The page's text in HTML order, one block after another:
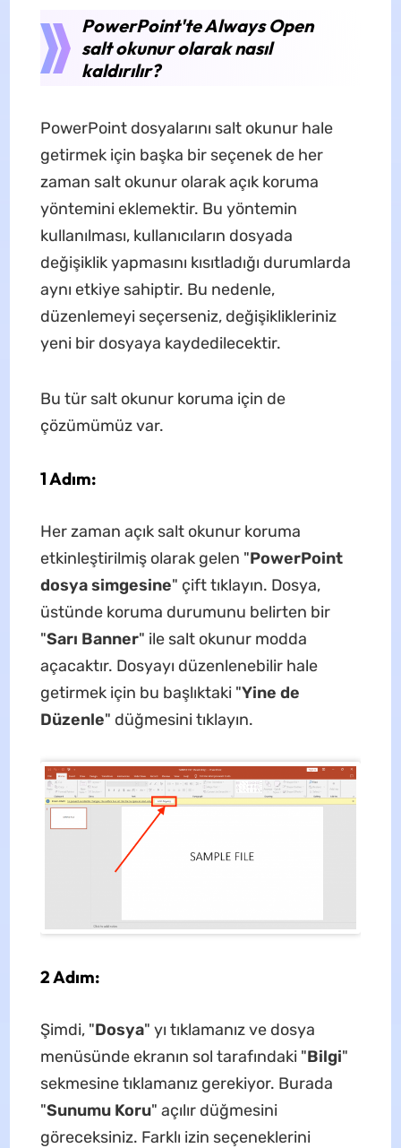
PowerPoint'te Always Open
salt okunur olarak nasıl
kaldırılır?
PowerPoint dosyalarını salt okunur hale
getirmek için başka bir seçenek de her
zaman salt okunur olarak açık koruma
yöntemini eklemektir. Bu yöntemin
kullanılması, kullanıcıların dosyada
değişiklik yapmasını kısıtladığı durumlarda
aynı etkiye sahiptir. Bu nedenle,
düzenlemeyi seçerseniz, değişiklikleriniz
yeni bir dosyaya kaydedilecektir.
Bu tür salt okunur koruma için de
çözümümüz var.
1 Adım:
Her zaman açık salt okunur koruma
etkinleştirilmiş olarak gelen "PowerPoint
dosya simgesine" çift tıklayın. Dosya,
üstünde koruma durumunu belirten bir
"Sarı Banner" ile salt okunur modda
açacaktır. Dosyayı düzenlenebilir hale
getirmek için bu başlıktaki "Yine de
Düzenle" düğmesini tıklayın.
2 Adım:
Şimdi, "Dosya" yı tıklamanız ve dosya
menüsünde ekranın sol tarafındaki "Bilgi"
sekmesine tıklamanız gerekiyor. Burada
"Sunumu Koru" açılır düğmesini
göreceksiniz. Farklı izin seçeneklerini